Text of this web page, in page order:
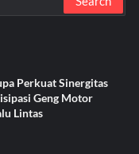
Perkuat Sinergitas
Geng Motor
Lintas